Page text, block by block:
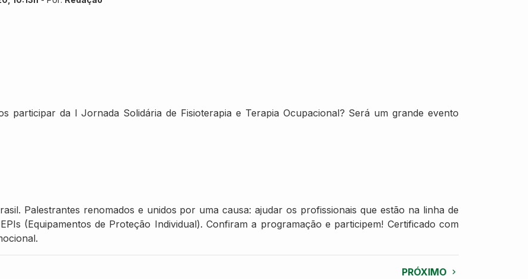
participar da I Jornada Solidária de Fisioterapia e Terapia Ocupacional? Será um grande evento
Palestrantes renomados e unidos por uma causa: ajudar os profissionais que estão na linha de
(Equipamentos de Proteção Individual). Confiram a programação e participem! Certificado com
PRÓXIMO